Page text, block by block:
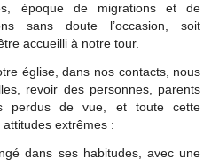
époque de migrations et de
sans doute l’occasion, soit
accueilli à notre tour.
église, dans nos contacts, nous
revoir des personnes, parents
perdus de vue, et toute cette
extrêmes :
dans ses habitudes, avec une